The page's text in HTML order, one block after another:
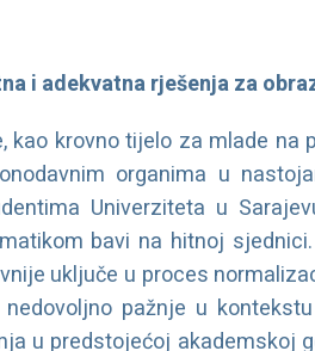
i adekvatna rješenja za
krovno tijelo za mlade na
organima u
Univerziteta u
bavi na hitnoj
uključe u proces
pažnje u
u predstojećoj akademskoj